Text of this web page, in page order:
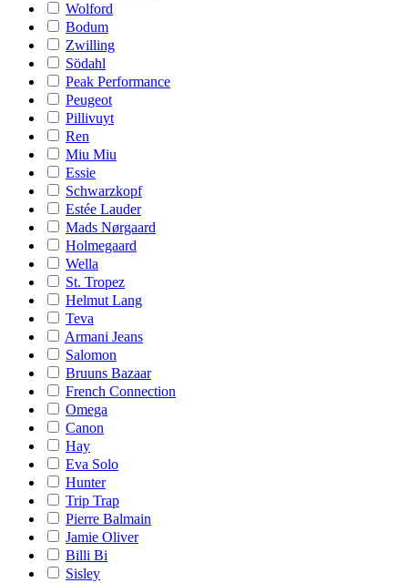
Wolford
Bodum
Zwilling
Södahl
Peak Performance
Peugeot
Pillivuyt
Ren
Miu Miu
Essie
Schwarzkopf
Estée Lauder
Mads Nørgaard
Holmegaard
Wella
St. Tropez
Helmut Lang
Teva
Armani Jeans
Salomon
Bruuns Bazaar
French Connection
Omega
Canon
Hay
Eva Solo
Hunter
Trip Trap
Pierre Balmain
Jamie Oliver
Billi Bi
Sisley